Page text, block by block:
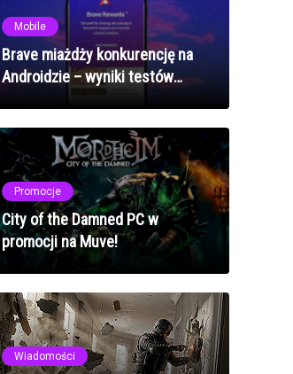
Mobile
Brave miażdży konkurencję na
Androidzie – wyniki testów
Promocje
City of the Damned PC w
promocji na Muve!
Wiadomości